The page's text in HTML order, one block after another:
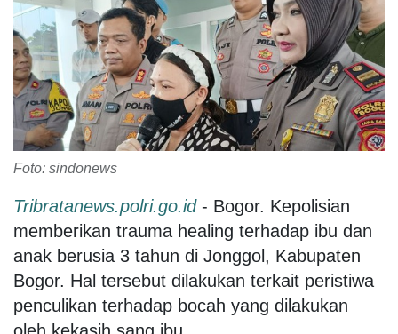
Foto: sindonews
Tribratanews.polri.go.id- Bogor. Kepolisian
memberikan trauma healing terhadap ibu dan
anak berusia 3 tahun di Jonggol, Kabupaten
Bogor. Hal tersebut dilakukan terkait peristiwa
penculikan terhadap bocah yang dilakukan